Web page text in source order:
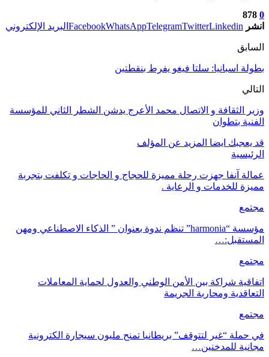
0
878
انشر
FacebookWhatsAppTelegramTwitterLinkedin البريد الإلكتروني
السابق
بطولة اسبانيا: سلتا فيغو يفرط بنقطتين
التالي
وزير الثقافة و الاتصال محمد الأعرج يدشن الشطر الثاني للمؤسسة
الفنية بتطوان
قد يعجبك ايضا المزيد عن المؤلف
الرئيسية
عمالة آنفا جهزت رحلة مميزة للحجاج و الحاجات و تكلفت بتجربة
مميزة للخدمات و الرعاية .
مجتمع
مؤسسة “harmonia” تنظم ندوة بعنوان ” الذكاء الاصطناعي ومهن
المستقبل:…
مجتمع
اتفاقية شراكة بين الأمن الوطني والعدول لحماية المعاملات
التعاقدية ومحاربة الجريمة
مجتمع
في حملة “غير لتتوقف” بريطانيا تمنح مليون سيجارة الكترونية
مجانية للمدخنين…